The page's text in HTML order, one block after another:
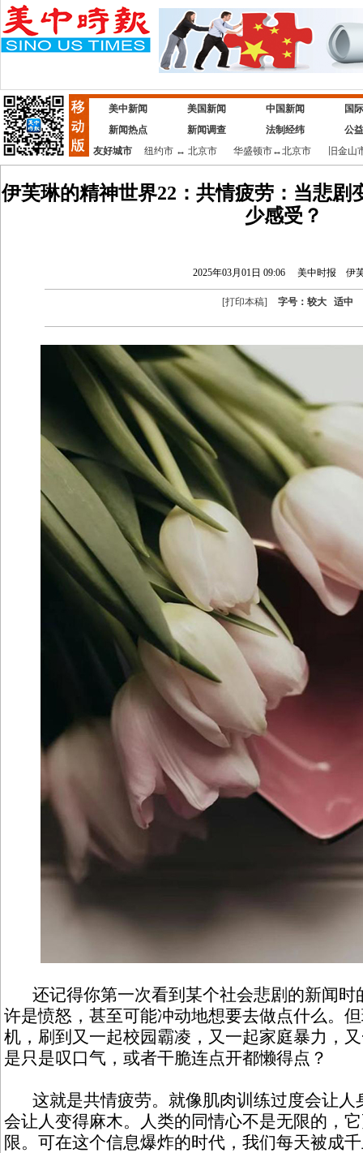
美中新闻 美国新闻 中国新闻
国
新闻热点
新闻调查 法制经纬
公
友好城市
纽约市↔ 北京市 华盛顿市↔北京市 旧金山
伊芙琳的精神世界22：共情疲劳：当悲剧
少感受？
2025年03月01日 09:06 美中时报 伊
[打印本稿] 字号： 较大 适中
还记得你第一次看到某个社会悲剧的新闻时
许是愤怒，甚至可能冲动地想要去做点什么。
机，刷到又一起校园霸凌，又一起家庭暴力，
是只是叹口气，或者干脆连点开都懒得点？
这就是共情疲劳。就像肌肉训练过度会让人
会让人变得麻木。人类的同情心不是无限的，
限。可在这个信息爆炸的时代，我们每天被成